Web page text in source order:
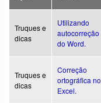
Truques e
dicas
Utilizando
autocorreção
do Word.
Truques e
dicas
Correção
ortográfica no
Excel.